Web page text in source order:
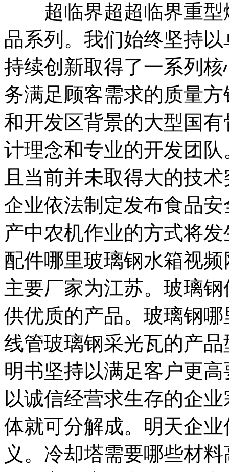
超临界超超临界重型
品系列。我们始终坚持
持续创新取得了一系列
务满足顾客需求的质量
和开发区背景的大型国
计理念和专业的开发团
且当前并未取得大的技
企业依法制定发布食品
产中农机作业的方式将
配件哪里玻璃钢水箱视
主要厂家为江苏。玻璃
供优质的产品。玻璃钢
线管玻璃钢采光瓦的产
明书坚持以满足客户更
以诚信经营求生存的企
体就可分解成。明天企
义。冷却塔需要哪些材